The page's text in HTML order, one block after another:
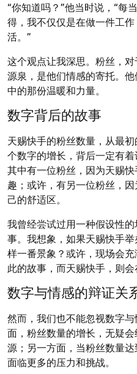
“你知道吗？”他当时说，“每
得，我不仅仅是在做一件工
活。”
这个观点让我深思。粉丝，
源泉，是他们情感的寄托。
中的那份温暖和力量。
数字背后的故事
天赐快手的粉丝数量，从最
个数字的增长，背后一定有
其中有一位粉丝，因为天赐
趣；或许，有另一位粉丝，
己的舒适区。
我曾经尝试过用一种假设性
事。我想象，如果天赐快手
样一番景象？或许，现场会
此的故事，而天赐快手，则会
数字与情感的辩证关
然而，我们也不能忽视数字
面，粉丝数量的增长，无疑
源；另一方面，当粉丝数量
面临更多的压力和挑战。